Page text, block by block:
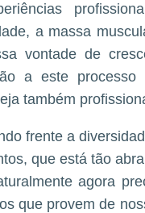
a massa
vontade de
a este processo
também
frente a
que está tão
agora
que provem de